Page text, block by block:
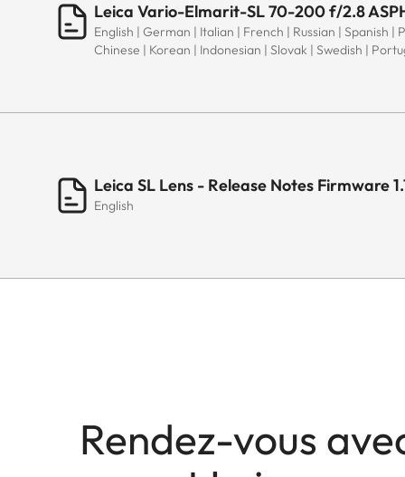
Leica Vario-Elmarit-SL 70-200 f/2.8
English | German | Italian | French | Russian | Spanish
Chinese | Korean | Indonesian | Slovak | Swedish |
Leica SL Lens - Release Notes Firmware
English
Rendez-vous